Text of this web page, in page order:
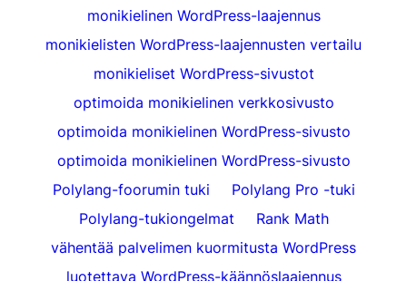
monikielinen WordPress-laajennus
monikielisten WordPress-laajennusten vertailu
monikieliset WordPress-sivustot
optimoida monikielinen verkkosivusto
optimoida monikielinen WordPress-sivusto
optimoida monikielinen WordPress-sivusto
Polylang-foorumin tuki
Polylang Pro -tuki
Polylang-tukiongelmat
Rank Math
vähentää palvelimen kuormitusta WordPress
luotettava WordPress-käännöslaajennus